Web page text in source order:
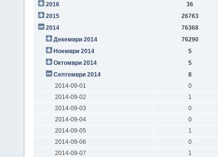
2016
36
2015
26763
2014
76368
Декември 2014
76290
Ноември 2014
5
Октомври 2014
5
Септември 2014
8
2014-09-01
0
2014-09-02
1
2014-09-03
0
2014-09-04
0
2014-09-05
1
2014-09-06
0
2014-09-07
1